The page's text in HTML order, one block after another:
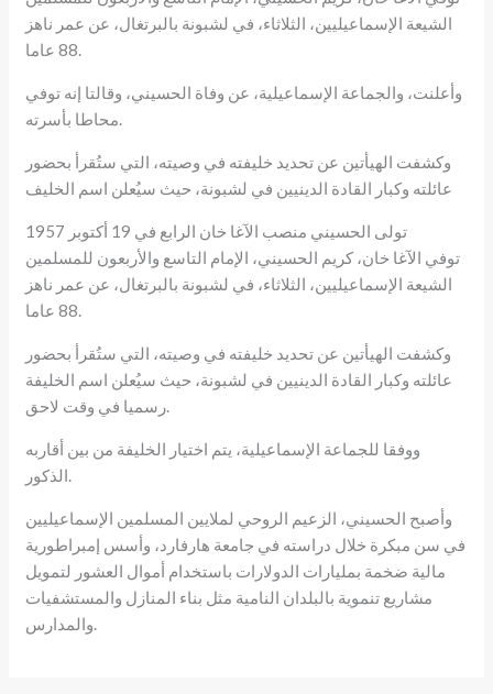
الشيعة الإسماعيليين، الثلاثاء، في لشبونة بالبرتغال، عن عمر ناهز
88 عاما.
وأعلنت، والجماعة الإسماعيلية، عن وفاة الحسيني، وقالتا إنه توفي
محاطا بأسرته.
وكشفت الهيأتين عن تحديد خليفته في وصيته، التي ستُقرأ بحضور
عائلته وكبار القادة الدينيين في لشبونة، حيث سيُعلن اسم الخليف
تولى الحسيني منصب الآغا خان الرابع في 19 أكتوبر 1957
توفي الآغا خان، كريم الحسيني، الإمام التاسع والأربعون للمسلمين
الشيعة الإسماعيليين، الثلاثاء، في لشبونة بالبرتغال، عن عمر ناهز
88 عاما.
وكشفت الهيأتين عن تحديد خليفته في وصيته، التي ستُقرأ بحضور
عائلته وكبار القادة الدينيين في لشبونة، حيث سيُعلن اسم الخليفة
رسميا في وقت لاحق.
ووفقا للجماعة الإسماعيلية، يتم اختيار الخليفة من بين أقاربه
الذكور.
وأصبح الحسيني، الزعيم الروحي لملايين المسلمين الإسماعيليين
في سن مبكرة خلال دراسته في جامعة هارفارد، وأسس إمبراطورية
مالية ضخمة بمليارات الدولارات باستخدام أموال العشور لتمويل
مشاريع تنموية بالبلدان النامية مثل بناء المنازل والمستشفيات
والمدارس.